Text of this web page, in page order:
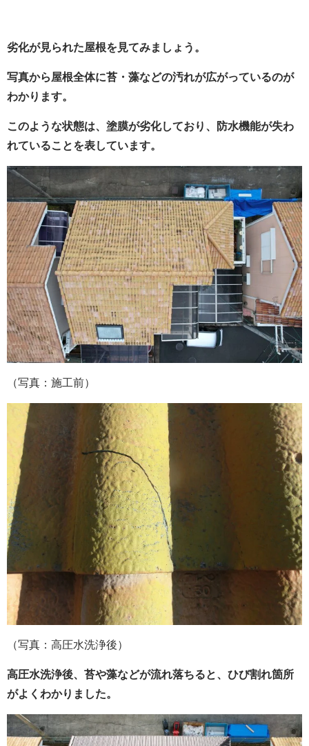
劣化が見られた屋根を見てみましょう。
写真から屋根全体に苔・藻などの汚れが広がっているのが
わかります。
このような状態は、塗膜が劣化しており、防水機能が失わ
れていることを表しています。
（写真：施工前）
（写真：高圧水洗浄後）
高圧水洗浄後、苔や藻などが流れ落ちると、ひび割れ箇所
がよくわかりました。